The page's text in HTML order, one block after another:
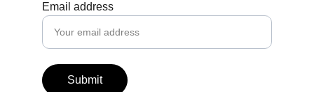
Email address
Submit